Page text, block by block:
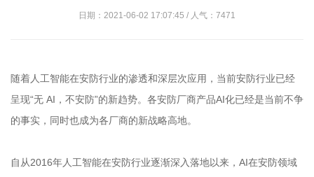
日期：2021-06-02 17:07:45 / 人气：7471
随着人工智能在安防行业的渗透和深层次应用，当前安防行业已经
呈现“无 AI，不安防”的新趋势。各安防厂商产品AI化已经是当前不争
的事实，同时也成为各厂商的新战略高地。
自从2016年人工智能在安防行业逐渐深入落地以来，AI在安防领域